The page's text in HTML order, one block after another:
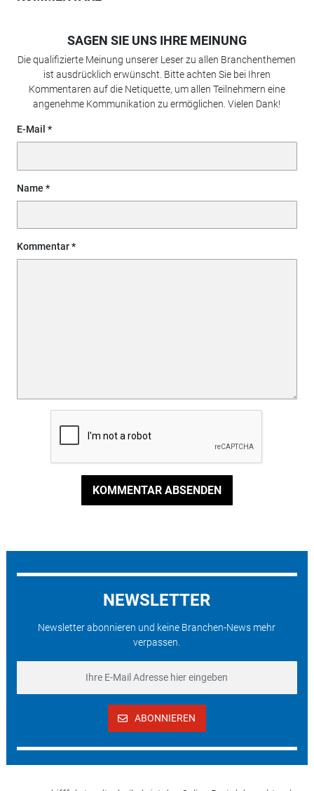
SAGEN SIE UNS IHRE MEINUNG
Die qualifizierte Meinung unserer Leser zu allen Branchenthemen
ist ausdrücklich erwünscht. Bitte achten Sie bei Ihren
Kommentaren auf die Netiquette, um allen Teilnehmern eine
angenehme Kommunikation zu ermöglichen. Vielen Dank!
E-Mail
Name
Kommentar
KOMMENTAR ABSENDEN
NEWSLETTER
Newsletter abonnieren und keine Branchen-News mehr
verpassen.
ABONNIEREN